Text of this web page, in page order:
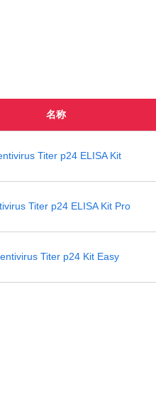
名称
Titer p24 ELISA Kit
Titer p24 ELISA Kit Pro
Titer p24 Kit Easy